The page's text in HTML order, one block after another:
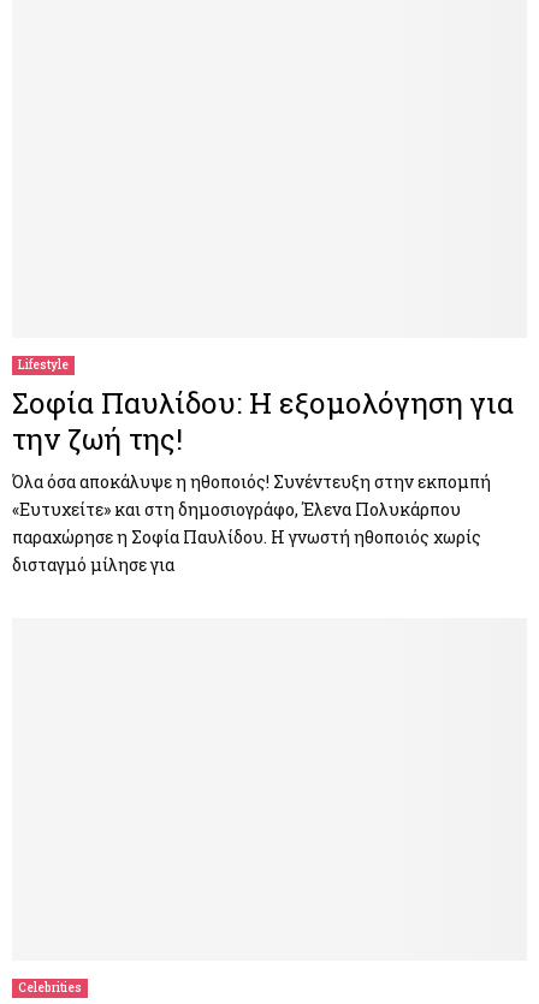
Lifestyle
Σοφία Παυλίδου: Η εξομολόγηση για
την ζωή της!
Όλα όσα αποκάλυψε η ηθοποιός! Συνέντευξη στην εκπομπή
«Ευτυχείτε» και στη δημοσιογράφο, Έλενα Πολυκάρπου
παραχώρησε η Σοφία Παυλίδου. Η γνωστή ηθοποιός χωρίς
δισταγμό μίλησε για
Celebrities